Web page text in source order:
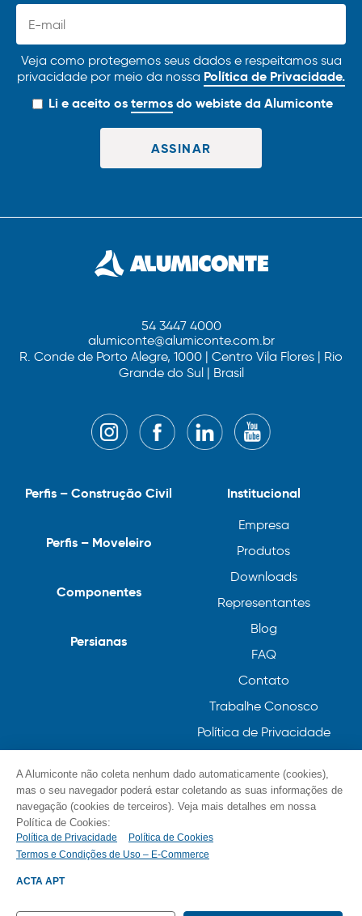
Veja como protegemos seus dados e respeitamos sua
privacidade por meio da nossa Política de Privacidade.
Li e aceito ostermosdo webiste da Alumiconte
54 3447 4000
alumiconte@alumiconte.com.br
R. Conde de Porto Alegre, 1000 | Centro Vila Flores | Rio
Grande do Sul | Brasil
Institucional
Empresa
Produtos
Downloads
Representantes
Blog
FAQ
Contato
Trabalhe Conosco
Política de Privacidade
Perfis – Construção Civil
Perfis – Moveleiro
Componentes
Persianas
© Alumiconte, Grande como as minhas ideias /
A Alumiconte não coleta nenhum dado automaticamente (cookies),
mas o seu navegador poderá estar coletando as suas informações de
navegação (cookies de terceiros). Veja mais detalhes em nossa
Política de Cookies:
Política de Privacidade
Política de Cookies
Termos e Condições de Uso – E-Commerce
ACTA APT